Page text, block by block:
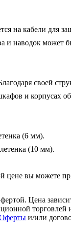
на кабели
и наводок
своей
и корпусах
(6 мм).
(10 мм).
вы можете
Цена
и/или